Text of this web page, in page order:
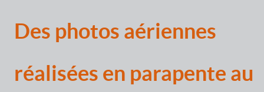
Des photos aériennes
réalisées en parapente au